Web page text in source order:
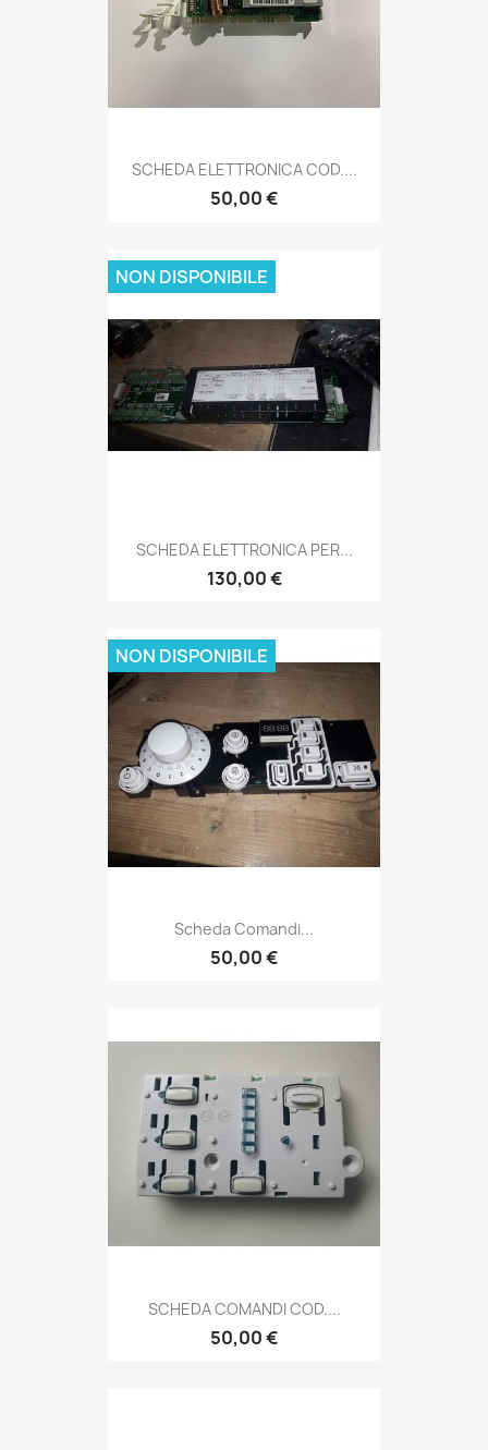
SCHEDA ELETTRONICA COD....
50,00 €
SCHEDA ELETTRONICA PER...
130,00 €
NON DISPONIBILE
Scheda Comandi...
50,00 €
NON DISPONIBILE
SCHEDA COMANDI COD....
50,00 €